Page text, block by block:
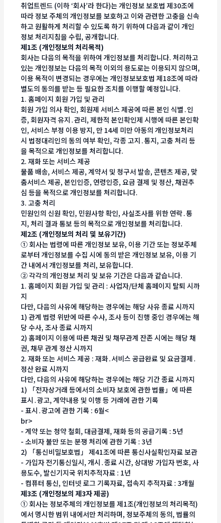
취업트렌드 (이하 ‘회사’라 한다)는 개인정보 보호법 제30조에
따라 정보 주체의 개인정보를 보호하고 이와 관련한 고충을 신속
하고 원활하게 처리할 수 있도록 하기 위하여 다음과 같이 개인
정보 처리지침을 수립, 공개합니다.
제1조 (개인정보의 처리목적)
회사는 다음의 목적을 위하여 개인정보를 처리합니다. 처리하고
있는 개인정보는 다음의 목적 이외의 용도로는 이용되지 않으며,
이용 목적이 변경되는 경우에는 개인정보보호법 제18조에 따라
별도의 동의를 받는 등 필요한 조치를 이행할 예정입니다.
1. 홈페이지 회원 가입 및 관리
회원 가입 의사 확인, 회원제 서비스 제공에 따른 본인 식별․인
증, 회원자격 유지․관리, 제한적 본인확인제 시행에 따른 본인확
인, 서비스 부정 이용 방지, 만 14세 미만 아동의 개인정보처리
시 법정대리인의 동의 여부 확인, 각종 고지․통지, 고충 처리 등
을 목적으로 개인정보를 처리합니다.
2. 재화 또는 서비스 제공
물품 배송, 서비스 제공, 계약서 및 청구서 발송, 콘텐츠 제공, 맞
춤서비스 제공, 본인인증, 연령인증, 요금 결제 및 정산, 채권추
심 등을 목적으로 개인정보를 처리합니다.
3. 고충 처리
민원인의 신원 확인, 민원사항 확인, 사실조사를 위한 연락․통
지, 처리 결과 통보 등의 목적으로 개인정보를 처리합니다.
제2조 (개인정보의 처리 및 보유기간)
① 회사는 법령에 따른 개인정보 보유, 이용 기간 또는 정보주체
로부터 개인정보를 수집 시에 동의 받은 개인정보 보유, 이용 기
간 내에서 개인정보를 처리, 보유합니다.
② 각각의 개인정보 처리 및 보유 기간은 다음과 같습니다.
1. 홈페이지 회원 가입 및 관리 : 사업자/단체 홈페이지 탈퇴 시까
지
다만, 다음의 사유에 해당하는 경우에는 해당 사유 종료 시까지
1) 관계 법령 위반에 따른 수사, 조사 등이 진행 중인 경우에는 해
당 수사, 조사 종료 시까지
2) 홈페이지 이용에 따른 채권 및 채무관계 잔존 시에는 해당 채
권, 채무 관계 정산 시까지
2. 재화 또는 서비스 제공 : 재화․서비스 공급완료 및 요금결제․
정산 완료 시까지
다만, 다음의 사유에 해당하는 경우에는 해당 기간 종료 시까지
1) 「전자상거래 등에서의 소비자 보호에 관한 법률」에 따른
표시․광고, 계약내용 및 이행 등 거래에 관한 기록
- 표시․광고에 관한 기록 : 6월<
br>
- 계약 또는 청약 철회, 대금결제, 재화 등의 공급기록 : 5년
- 소비자 불만 또는 분쟁 처리에 관한 기록 : 3년
2) 「통신비밀보호법」 제41조에 따른 통신사실확인자료 보관
- 가입자 전기통신일시, 개시․종료 시간, 상대방 가입자 번호, 사
용도수, 발신기지국 위치추적자료 : 1년
- 컴퓨터 통신, 인터넷 로그 기록자료, 접속지 추적자료 : 3개월
제3조 (개인정보의 제3자 제공)
① 회사는 정보주체의 개인정보를 제1조(개인정보의 처리목적)
에서 명시한 범위 내에서만 처리하며, 정보주체의 동의, 법률의